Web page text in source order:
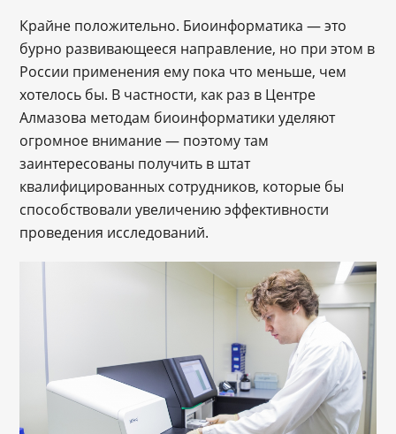
Крайне положительно. Биоинформатика — это
бурно развивающееся направление, но при этом в
России применения ему пока что меньше, чем
хотелось бы. В частности, как раз в Центре
Алмазова методам биоинформатики уделяют
огромное внимание — поэтому там
заинтересованы получить в штат
квалифицированных сотрудников, которые бы
способствовали увеличению эффективности
проведения исследований.